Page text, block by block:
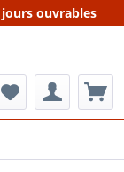
ouvrables